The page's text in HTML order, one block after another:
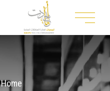
Home